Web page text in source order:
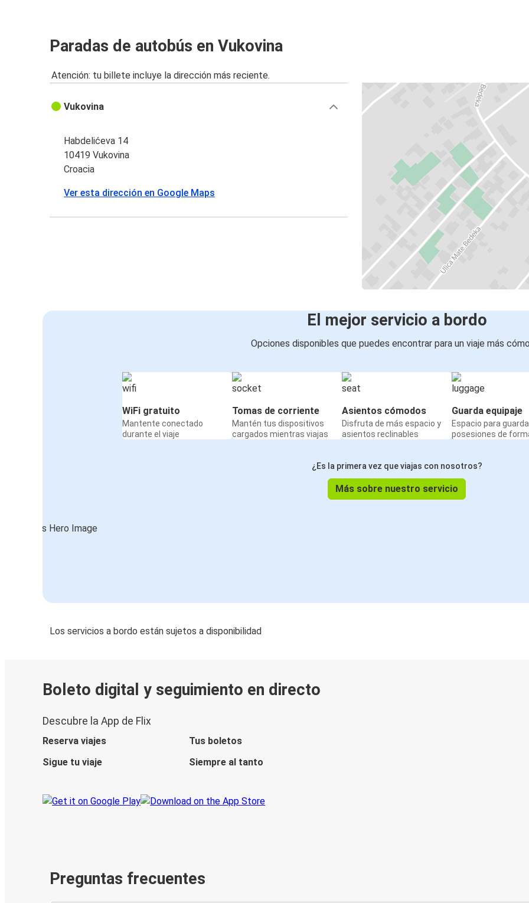
Paradas de autobús en Vukovina
Atención: tu billete incluye la dirección más reciente.
Vukovina
Habdelićeva 14
10419 Vukovina
Croacia
Ver esta dirección en Google Maps
El mejor servicio a bordo
Opciones disponibles que puedes encontrar para un viaje más
WiFi gratuito
Mantente conectado
durante el viaje
Tomas de corriente
Mantén tus dispositivos
cargados mientras viajas
Asientos cómodos
Disfruta de más espacio y
asientos reclinables
Guarda equipaje
Espacio para
posesiones de
¿Es la primera vez que viajas con nosotros?
Más sobre nuestro servicio
Los servicios a bordo están sujetos a disponibilidad
Boleto digital y seguimiento en directo
Descubre la App de Flix
Reserva viajes
Tus boletos
Sigue tu viaje
Siempre al tanto
Preguntas frecuentes